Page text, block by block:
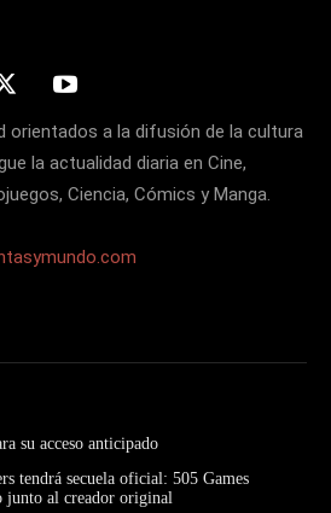
orientados a la difusión de la cultura
la actualidad diaria en Cine,
Ciencia, Cómics y Manga.
su acceso anticipado
tendrá secuela oficial: 505 Games
junto al creador original